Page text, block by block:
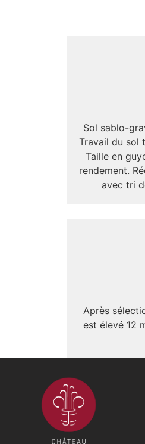
Sol sablo-
Travail du sol
Taille en
rendement.
avec tri
Après
est élevé 12